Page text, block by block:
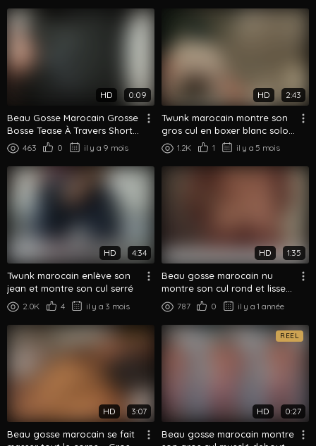
HD 0:09
Beau Gosse Marocain Grosse
Bosse Tease À Travers Short
Noir Gros Plan
463 0 il y a 9 mois
HD 2:43
Twunk marocain montre son
gros cul en boxer blanc solo
tease1.2K 1 il y a 5 mois
HD 4:34
Twunk marocain enlève son
jean et montre son cul serré
2.0K 4 il y a 3 mois
HD 1:35
Beau gosse marocain nu
montre son cul rond et lisse
de dos
787 0 il y a 1 année
HD 3:07
Beau gosse marocain se fait
REEL
HD 0:27
Beau gosse marocain montre